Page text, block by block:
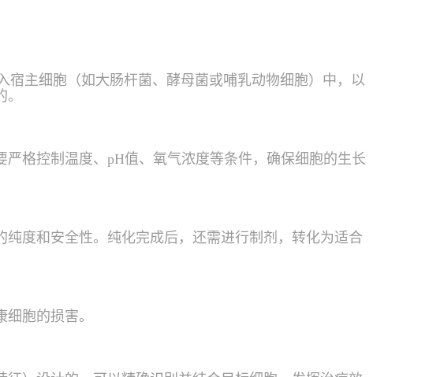
主细胞（如大肠杆菌、酵母菌或哺乳动物细胞）中，以
格控制温度、pH值、氧气浓度等条件，确保细胞的生长
度和安全性。纯化完成后，还需进行制剂，转化为适合
胞的损害。